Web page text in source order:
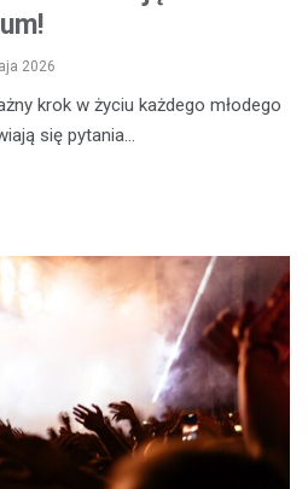
2026
krok w życiu każdego młodego
się pytania…